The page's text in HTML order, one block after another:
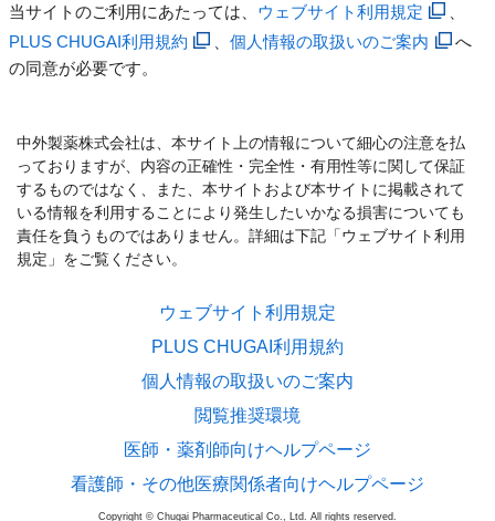
当サイトのご利用にあたっては、 ウェブサイト利用規定
PLUS CHUGAI利用規約
、個人情報の取扱いのご案内
へ
の同意が必要です。
中外製薬株式会社は、本サイト上の情報について細心の注意を払
っておりますが、内容の正確性・完全性・有用性等に関して保証
するものではなく、また、本サイトおよび本サイトに掲載されて
いる情報を利用することにより発生したいかなる損害についても
責任を負うものではありません。詳細は下記「ウェブサイト利用
規定」をご覧ください。
ウェブサイト利用規定
PLUS CHUGAI利用規約
個人情報の取扱いのご案内
閲覧推奨環境
医師・薬剤師向けヘルプページ
看護師・その他医療関係者向けヘルプページ
Copyright © Chugai Pharmaceutical Co., Ltd. All rights reserved.